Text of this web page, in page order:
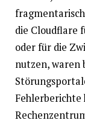
die Cloudflare
oder für die
nutzen, waren
Fehlerberichte